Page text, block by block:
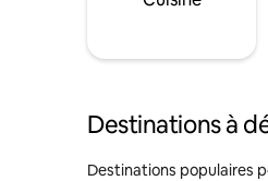
Destinations à
Destinations populaires